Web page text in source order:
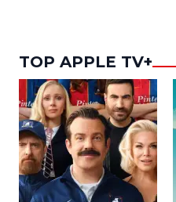
TOP APPLE TV+